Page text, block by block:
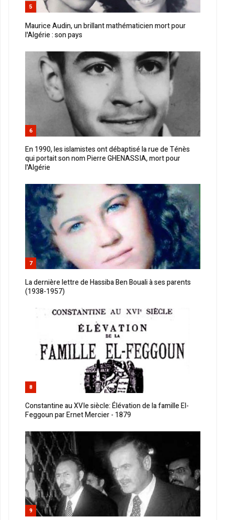
5
Maurice Audin, un brillant mathématicien mort pour
l'Algérie : son pays
6
En 1990, les islamistes ont débaptisé la rue de Ténès
qui portait son nom Pierre GHENASSIA, mort pour
l'Algérie
7
La dernière lettre de Hassiba Ben Bouali à ses parents
(1938-1957)
8
Constantine au XVIe siècle: Élévation de la famille El-
Feggoun par Ernet Mercier - 1879
9